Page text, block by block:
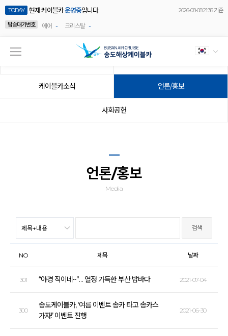
TODAY 현재 케이블카운영중입니다.
2026-08-08 21:36 기준
탑승대기번호
에어 - 크리스탈 -
케이블카소식 언론/홍보
사회공헌
언론/홍보
Media
NO 제목 날짜
301 “야경 직이네~”… 열정 가득한 부산 밤바다 2021-07-04
300
송도케이블카, ‘여름 이벤트 송카 타고 송카스
가자!’ 이벤트 진행
2021-06-30